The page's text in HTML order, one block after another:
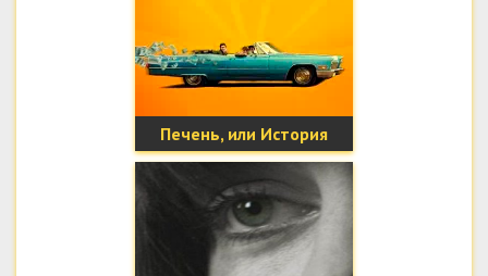
Печень, или История
одного стартапа